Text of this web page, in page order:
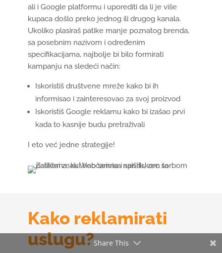
ali i Google platformu i uporediti da li je više
kupaca došlo preko jednog ili drugog kanala.
Ukoliko plasiraš patike manje poznatog brenda,
sa posebnim nazivom i određenim
specifikacijama, najbolje bi bilo formirati
kampanju na sledeći način:
Iskoristiš društvene mreže kako bi ih
informisao i zainteresovao za svoj proizvod
Iskoristiš Google reklamu kako bi izašao prvi
kada to kasnije budu pretraživali
I eto već jedne strategije!
Kako reklamirati
uslugu?Share This